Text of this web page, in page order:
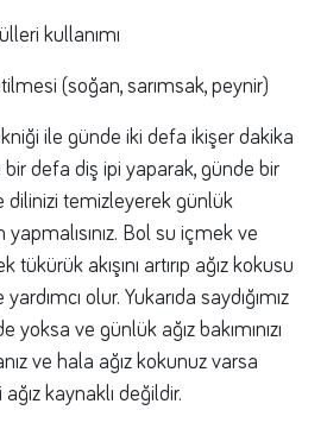
kullanımı
(soğan, sarımsak, peynir)
ile günde iki defa ikişer dakika
defa diş ipi yaparak, günde bir
dilinizi temizleyerek günlük
yapmalısınız. Bol su içmek ve
akışını artırıp ağız kokusu
olur. Yukarıda saydığımız
yoksa ve günlük ağız bakımınızı
ve hala ağız kokunuz varsa
kaynaklı değildir.